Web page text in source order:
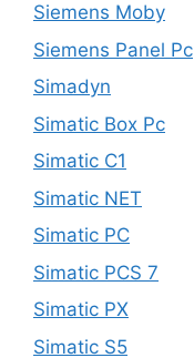
Siemens Moby
Siemens Panel Pc
Simadyn
Simatic Box Pc
Simatic C1
Simatic NET
Simatic PC
Simatic PCS 7
Simatic PX
Simatic S5